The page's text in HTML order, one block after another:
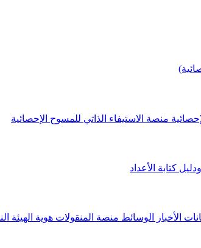
منصة الاستيفاء الذاتي للمسوح الإحصائية
كتابة الأعداد
الأخبار الوسائط منصة المنقولات هوية الهيئة